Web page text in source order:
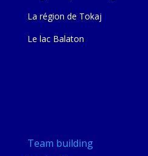
La région de Tokaj
Le lac Balaton
Team building